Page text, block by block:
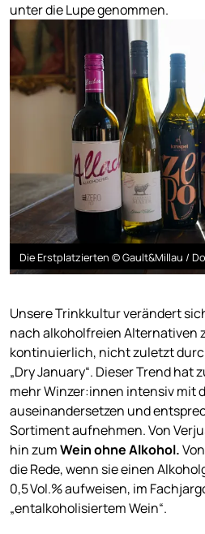
unter die Lupe genommen.
Die Erstplatzierten © Gault&Millau /
Unsere Trinkkultur verändert
nach alkoholfreien Alternativen
kontinuierlich, nicht zuletzt
„Dry January“. Dieser Trend hat
mehr Winzer:innen intensiv mit
auseinandersetzen und
Sortiment aufnehmen. Von
hin zumWein ohne Alkohol.
die Rede, wenn sie einen
0,5 Vol.% aufweisen, im
„entalkoholisiertem Wein“.